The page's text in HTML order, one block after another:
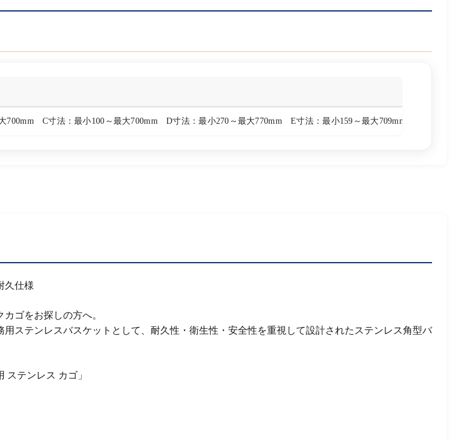
700mm C寸法：最小100～最大700mm D寸法：最小270～最大770mm E寸法：最小159～最大709mm F寸法：最小
久仕様
ゴをお探しの方へ。
ステンレスバスケットとして、耐久性・衛生性・安全性を重視して設計されたステンレス角型バ
ステンレス カゴ」